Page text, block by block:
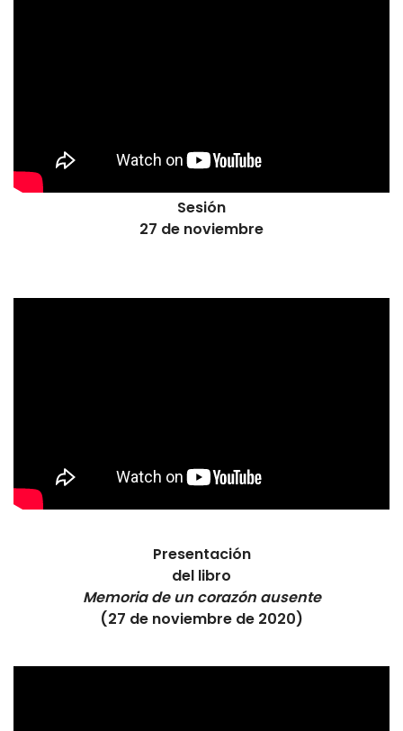
Sesión
27 de noviembre
Presentación
del libro
Memoria de un corazón ausente
(27 de noviembre de 2020)